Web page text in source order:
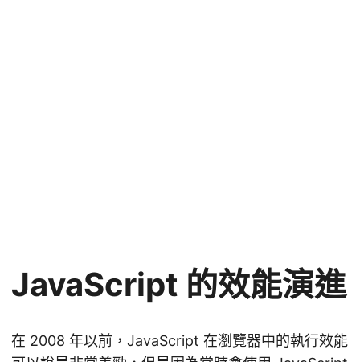
JavaScript 的效能演進
在 2008 年以前，JavaScript 在瀏覽器中的執行效能